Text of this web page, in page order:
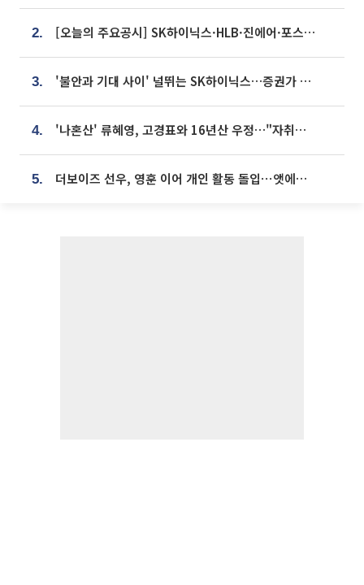
2. [오늘의 주요공시] SK하이닉스·HLB·진에어·포스코홀딩스·네이버·대우건설 등
3. '불안과 기대 사이' 널뛰는 SK하이닉스…증권가 "HBM4·LTA 기반 펀터멘털 견고"
4. '나혼산' 류혜영, 고경표와 16년산 우정…"자취방서 부모님과 마주쳐"
5. 더보이즈 선우, 영훈 이어 개인 활동 돌입⋯앳에어리어와 전속계약